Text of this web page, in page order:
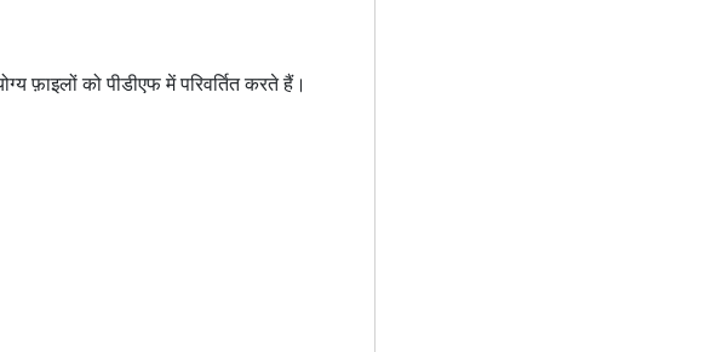
फ़ाइलों को पीडीएफ में परिवर्तित करते हैं।